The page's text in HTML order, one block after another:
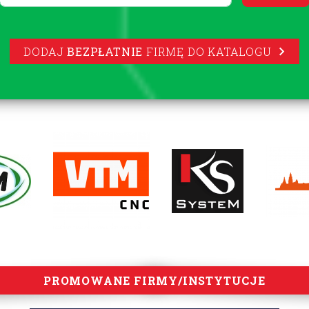
DODAJBEZPŁATNIE FIRMĘ DO KATALOGU
PROMOWANE FIRMY/INSTYTUCJE